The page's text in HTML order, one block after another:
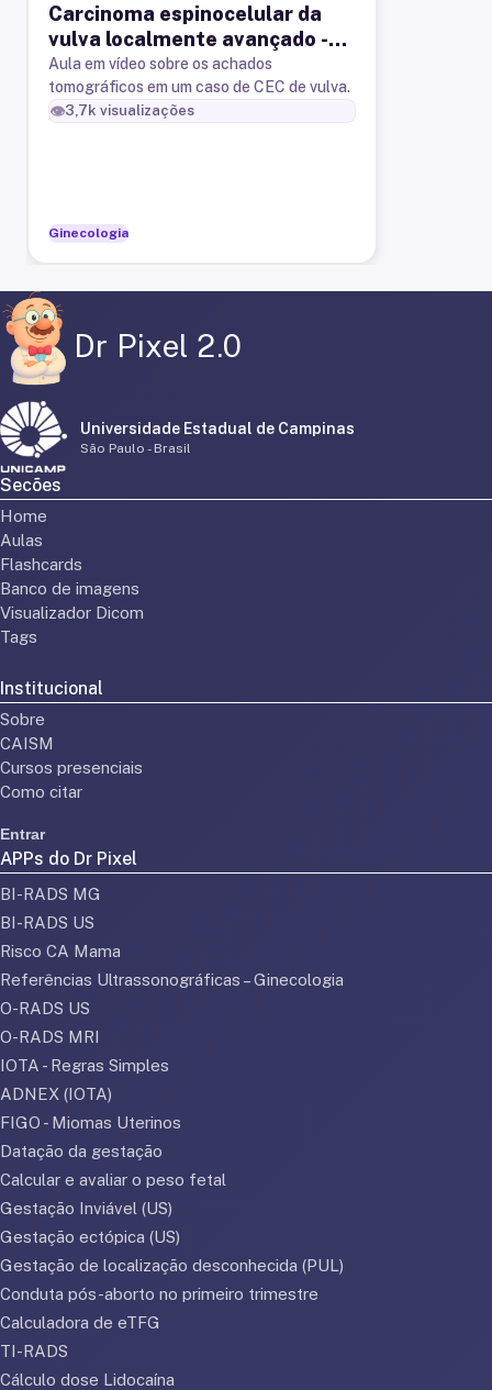
Carcinoma espinocelular da
vulva localmente avançado -
achados tomográficos.
Aula em vídeo sobre os achados
tomográficos em um caso de CEC de vulva.
👁️3,7k visualizações
Ginecologia
Dr Pixel 2.0
Universidade Estadual de Campinas
São Paulo - Brasil
Secões
Home
Aulas
Flashcards
Banco de imagens
Visualizador Dicom
Tags
Institucional
Sobre
CAISM
Cursos presenciais
Como citar
Entrar
APPs do Dr Pixel
BI-RADS MG
BI-RADS US
Risco CA Mama
Referências Ultrassonográficas – Ginecologia
O-RADS US
O-RADS MRI
IOTA - Regras Simples
ADNEX (IOTA)
FIGO - Miomas Uterinos
Datação da gestação
Calcular e avaliar o peso fetal
Gestação Inviável (US)
Gestação ectópica (US)
Gestação de localização desconhecida (PUL)
Conduta pós-aborto no primeiro trimestre
Calculadora de eTFG
TI-RADS
Cálculo dose Lidocaína